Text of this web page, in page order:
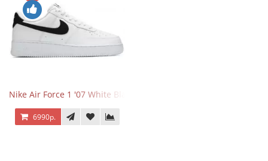
Nike Air Force 1 '07 White Black
6990р.